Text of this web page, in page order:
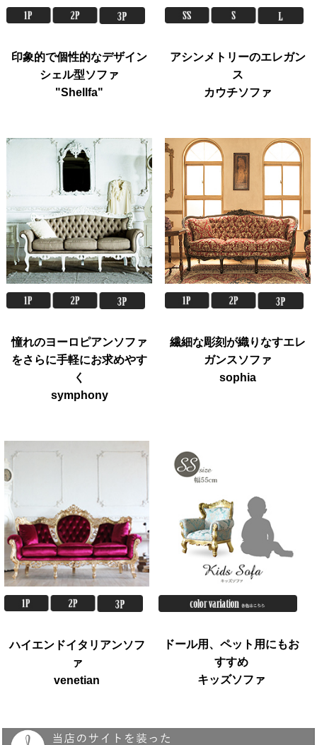
印象的で個性的なデザイン
シェル型ソファ
"Shellfa"
アシンメトリーのエレガン
ス
カウチソファ
憧れのヨーロピアンソファ
をさらに手軽にお求めやす
く
symphony
繊細な彫刻が織りなすエレ
ガンスソファ
sophia
ハイエンドイタリアンソフ
ァ
venetian
ドール用、ペット用にもお
すすめ
キッズソファ